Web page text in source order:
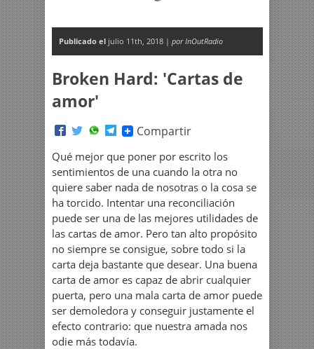
Publicado el julio 11th, 2018 | por InOutRadio
Broken Hard: 'Cartas de
amor'
Compartir
Qué mejor que poner por escrito los
sentimientos de una cuando la otra no
quiere saber nada de nosotras o la cosa se
ha torcido. Intentar una reconciliación
puede ser una de las mejores utilidades de
las cartas de amor. Pero tan alto propósito
no siempre se consigue, sobre todo si la
carta deja bastante que desear. Una buena
carta de amor es capaz de abrir cualquier
puerta, pero una mala carta de amor puede
ser demoledora y conseguir justamente el
efecto contrario: que nuestra amada nos
odie más todavía.